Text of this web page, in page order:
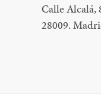
Calle Alcalá,
28009.